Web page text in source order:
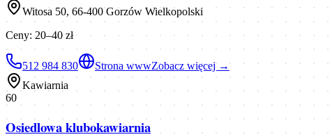
Witosa 50, 66-400 Gorzów Wielkopolski
Ceny:20–40 zł
512 984 830 Strona wwwZobacz więcej →
Kawiarnia
60
Osiedlowa klubokawiarnia